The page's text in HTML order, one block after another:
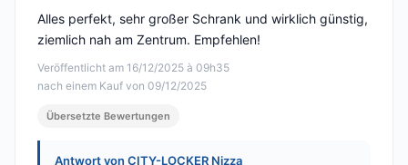
Veröffentlicht am 16/12/2025 à 09h35
nach einem Kauf von 09/12/2025
Alles perfekt, sehr großer Schrank und wirklich günstig,
ziemlich nah am Zentrum. Empfehlen!
Übersetzte Bewertungen
Antwort von CITY-LOCKER Nizza